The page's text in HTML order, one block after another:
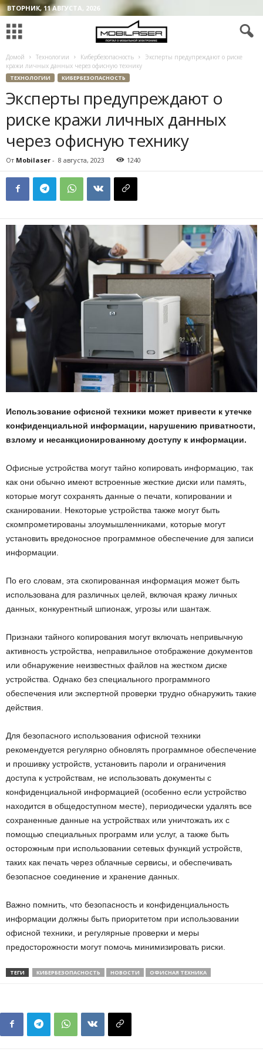
ВТОРНИК, 11 АВГУСТА, 2026
Домой Технологии Кибербезопасность
Эксперты предупреждают о риске
кражи личных данных через офисную технику
ТЕХНОЛОГИИ КИБЕРБЕЗОПАСНОСТЬ
Эксперты предупреждают о
риске кражи личных данных
через офисную технику
От Mobilaser - 8 августа, 2023 1240
Использование офисной техники может привести к утечке
конфиденциальной информации, нарушению приватности,
взлому и несанкционированному доступу к информации.
Офисные устройства могут тайно копировать информацию, так
как они обычно имеют встроенные жесткие диски или память,
которые могут сохранять данные о печати, копировании и
сканировании. Некоторые устройства также могут быть
скомпрометированы злоумышленниками, которые могут
установить вредоносное программное обеспечение для записи
информации.
По его словам, эта скопированная информация может быть
использована для различных целей, включая кражу личных
данных, конкурентный шпионаж, угрозы или шантаж.
Признаки тайного копирования могут включать непривычную
активность устройства, неправильное отображение документов
или обнаружение неизвестных файлов на жестком диске
устройства. Однако без специального программного
обеспечения или экспертной проверки трудно обнаружить такие
действия.
Для безопасного использования офисной техники
рекомендуется регулярно обновлять программное обеспечение
и прошивку устройств, установить пароли и ограничения
доступа к устройствам, не использовать документы с
конфиденциальной информацией (особенно если устройство
находится в общедоступном месте), периодически удалять все
сохраненные данные на устройствах или уничтожать их с
помощью специальных программ или услуг, а также быть
осторожным при использовании сетевых функций устройств,
таких как печать через облачные сервисы, и обеспечивать
безопасное соединение и хранение данных.
Важно помнить, что безопасность и конфиденциальность
информации должны быть приоритетом при использовании
офисной техники, и регулярные проверки и меры
предосторожности могут помочь минимизировать риски.
ТЕГИ КИБЕРБЕЗОПАСНОСТЬ НОВОСТИ ОФИСНАЯ ТЕХНИКА